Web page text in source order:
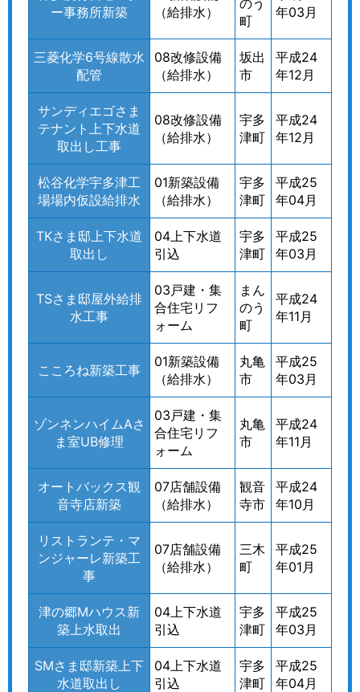
ー事務所新築
（給排水）
町
年03月
三菱化学6号線散水
配管
08改修設備
（給排水）
坂出
市
平成24
年12月
サンディエゴさま
テナント上下水道
取出し工事
08改修設備
（給排水）
宇多
津町
平成24
年12月
松谷化学宇多津工
場場内仮設給排水
01新築設備
（給排水）
宇多
津町
平成25
年04月
TKさま邸上下水道
取出し
04上下水道
引込
宇多
津町
平成25
年03月
TSさま邸屋外給排
水工事
03戸建・集
合住宅リフ
ォーム
まん
のう
町
平成24
年11月
こころね新築工事
01新築設備
（給排水）
丸亀
市
平成25
年03月
ゾンネンハイムAさ
ま室UB修理
03戸建・集
合住宅リフ
ォーム
丸亀
市
平成24
年11月
オートバックス観
音寺店新築
07店舗設備
（給排水）
観音
寺市
平成24
年10月
リストランテ・マ
ンジャーレ新築工
事
07店舗設備
（給排水）
三木
町
平成25
年01月
津の郷Mハウス新
築上水取出
04上下水道
引込
宇多
津町
平成25
年03月
SMさま邸新築上下
水道取出し
04上下水道
引込
宇多
津町
平成25
年04月